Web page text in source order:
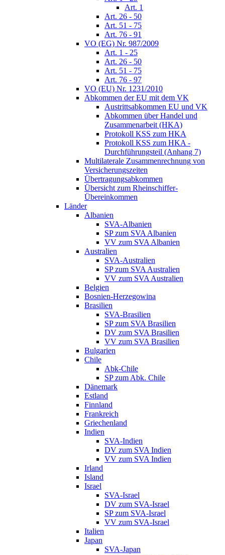
Art. 1
Art. 26 - 50
Art. 51 - 75
Art. 76 - 91
VO (EG) Nr. 987/2009
Art. 1 - 25
Art. 26 - 50
Art. 51 - 75
Art. 76 - 97
VO (EU) Nr. 1231/2010
Abkommen der EU mit dem VK
Austrittsabkommen EU und VK
Abkommen über Handel und
Zusammenarbeit (HKA)
Protokoll KSS zum HKA
Protokoll KSS zum HKA -
Durchführungsteil (Anhang 7)
Multilaterale Zusammenrechnung von
Versicherungszeiten
Übertragungsabkommen
Übersicht zum Rheinschiffer-
Übereinkommen
Länder
Albanien
SVA-Albanien
SP zum SVA Albanien
VV zum SVA Albanien
Australien
SVA-Australien
SP zum SVA Australien
VV zum SVA Australien
Belgien
Bosnien-Herzegowina
Brasilien
SVA-Brasilien
SP zum SVA Brasilien
DV zum SVA Brasilien
VV zum SVA Brasilien
Bulgarien
Chile
Abk-Chile
SP zum Abk. Chile
Dänemark
Estland
Finnland
Frankreich
Griechenland
Indien
SVA-Indien
DV zum SVA Indien
VV zum SVA Indien
Irland
Island
Israel
SVA-Israel
DV zum SVA-Israel
SP zum SVA-Israel
VV zum SVA-Israel
Italien
Japan
SVA-Japan